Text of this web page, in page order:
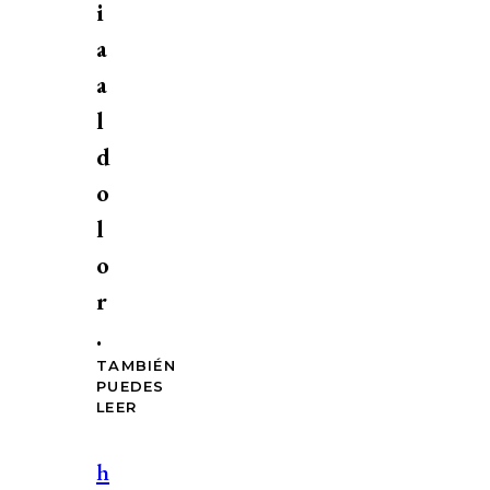
i
a
a
l
d
o
l
o
r
.
TAMBIÉN
PUEDES
LEER